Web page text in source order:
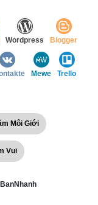
Wordpress Blogger
Mewe Trello
Môi Giới
Vui